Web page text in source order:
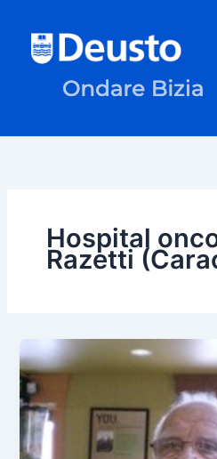
contenido
Hospital
Razetti